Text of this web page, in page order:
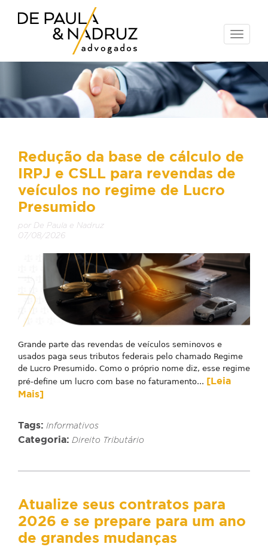
Toggle
Redução da base de cálculo de
IRPJ e CSLL para revendas de
veículos no regime de Lucro
Presumido
por De Paula e Nadruz
07/08/2026
Grande parte das revendas de veículos seminovos e
usados paga seus tributos federais pelo chamado Regime
de Lucro Presumido. Como o próprio nome diz, esse regime
pré-define um lucro com base no faturamento... [Leia
Mais]
Tags: Informativos
Categoria: Direito Tributário
Atualize seus contratos para
2026 e se prepare para um ano
de grandes mudanças